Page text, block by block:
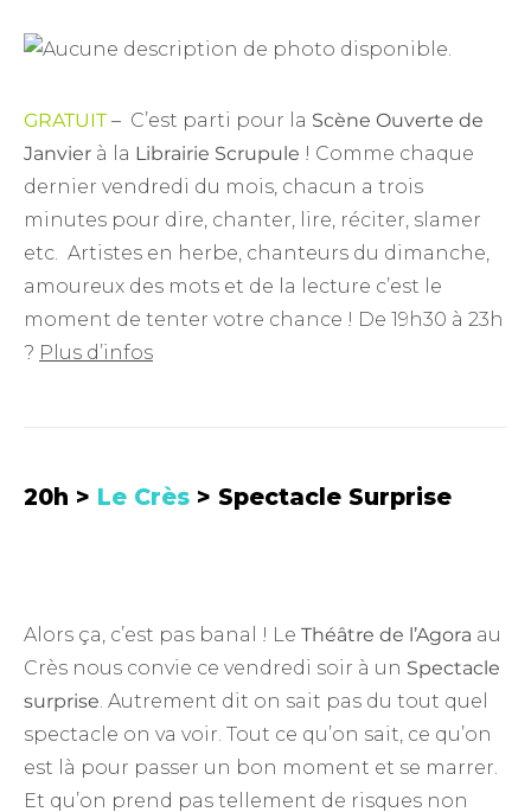
GRATUIT – C’est parti pour la Scène Ouverte de
Janvier à la Librairie Scrupule ! Comme chaque
dernier vendredi du mois, chacun a trois
minutes pour dire, chanter, lire, réciter, slamer
etc. Artistes en herbe, chanteurs du dimanche,
amoureux des mots et de la lecture c’est le
moment de tenter votre chance ! De 19h30 à 23h
? Plus d’infos
20h > Le Crès > Spectacle Surprise
Alors ça, c’est pas banal ! Le Théâtre de l’Agora au
Crès nous convie ce vendredi soir à un Spectacle
surprise . Autrement dit on sait pas du tout quel
spectacle on va voir. Tout ce qu’on sait, ce qu’on
est là pour passer un bon moment et se marrer.
Et qu’on prend pas tellement de risques non